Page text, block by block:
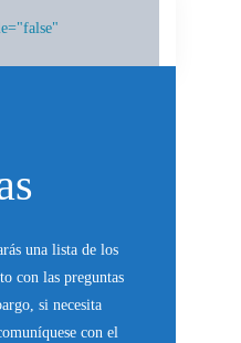
una lista de los
con las preguntas
si necesita
con el